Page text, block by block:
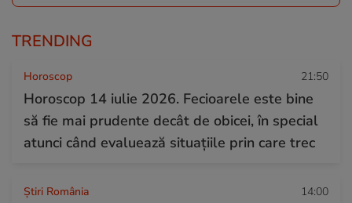
TRENDING
Horoscop 21:50
Horoscop 14 iulie 2026. Fecioarele este bine
să fie mai prudente decât de obicei, în special
atunci când evaluează situațiile prin care trec
Știri România 14:00